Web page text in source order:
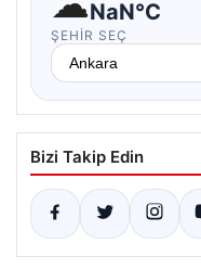
NaN°C
ŞEHIR SEÇ
Bizi Takip Edin